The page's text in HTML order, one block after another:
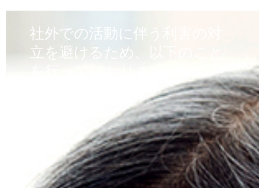
社外での活動に伴う利害の対
立を避けるため、以下のこと